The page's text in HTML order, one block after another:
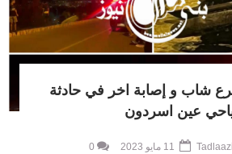
شاب و إصابة اخر في حادثة
عين اسردون
0